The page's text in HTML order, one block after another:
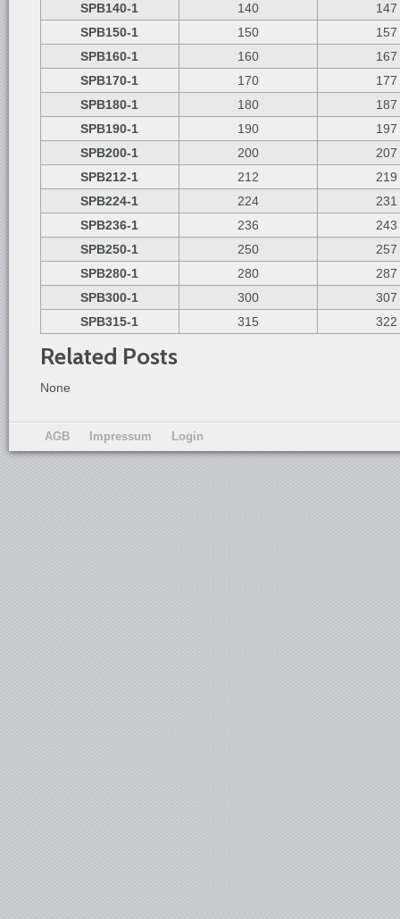
SPB140-1
140
147
SPB150-1
150
157
SPB160-1
160
167
SPB170-1
170
177
SPB180-1
180
187
SPB190-1
190
197
SPB200-1
200
207
SPB212-1
212
219
SPB224-1
224
231
SPB236-1
236
243
SPB250-1
250
257
SPB280-1
280
287
SPB300-1
300
307
SPB315-1
315 322
Related Posts
None
AGB Impressum Login